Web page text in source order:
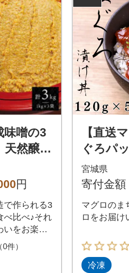
味噌の3
天然醸造
粋・
せ(無添
円
で作られる3
べ比べ♪それ
いをお楽し
0件）
【直送
ぐろパ
けタレ
パック
宮城県
寄付金額
マグロのま
ロをお届け
冷凍